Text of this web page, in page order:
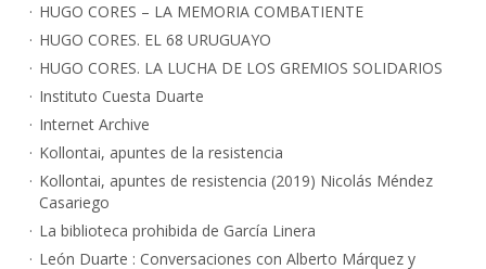
HUGO CORES – LA MEMORIA COMBATIENTE
HUGO CORES. EL 68 URUGUAYO
HUGO CORES. LA LUCHA DE LOS GREMIOS SOLIDARIOS
Instituto Cuesta Duarte
Internet Archive
Kollontai, apuntes de la resistencia
Kollontai, apuntes de resistencia (2019) Nicolás Méndez
Casariego
La biblioteca prohibida de García Linera
León Duarte : Conversaciones con Alberto Márquez y